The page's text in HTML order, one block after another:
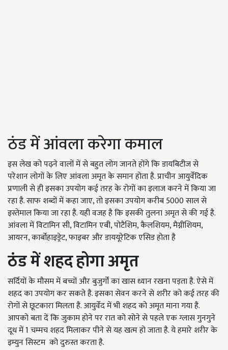
ठंड में आंवला करेगा कमाल
इस लेख को पढ़ने वालों में से बहुत लोग जानते होंगे कि डायबिटीज से
परेशान लोगों के लिए आंवला अमृत के समान होता है. प्राचीन आयुर्वेदिक
प्रणाली से ही इसका उपयोग कई तरह के रोगों का इलाज करने में किया जा
रहा है. साफ शब्दों में कहा जाए, तो इसका उपयोग करीब 5000 साल से
इस्तेमाल किया जा रहा है. यही वजह है कि इसकी तुलना अमृत से की गई है.
आंवला में विटामिन सी, विटामिन एबी, पोटैशिम, कैलशियम, मैग्नीशियम,
आयरन, कार्बोहाइड्रेट, फाइबर और डाययूरेटिक एसिड होता है
ठंड में शहद होगा अमृत
सर्दियों के मौसम में बच्चों और बुजुर्गों का खास ध्यान रखना पड़ता है. ऐसे में
शहद का उपयोग कर सकते है. इसका सेवन करने से शरीर को कई तरह की
रोगों से छूटकारा मिलता है. आयुर्वेद में भी शहद को अमृत माना गया है.
आपको बता दें कि जुकाम होने पर रात को सोने से पहले एक ग्लास गुनगुने
दूध में 1 चम्मच शहद मिलाकर पीने से यह खत्म हो जाता है. ये हमारे शरीर के
इम्युन सिस्टम को दुरुस्त करता है.